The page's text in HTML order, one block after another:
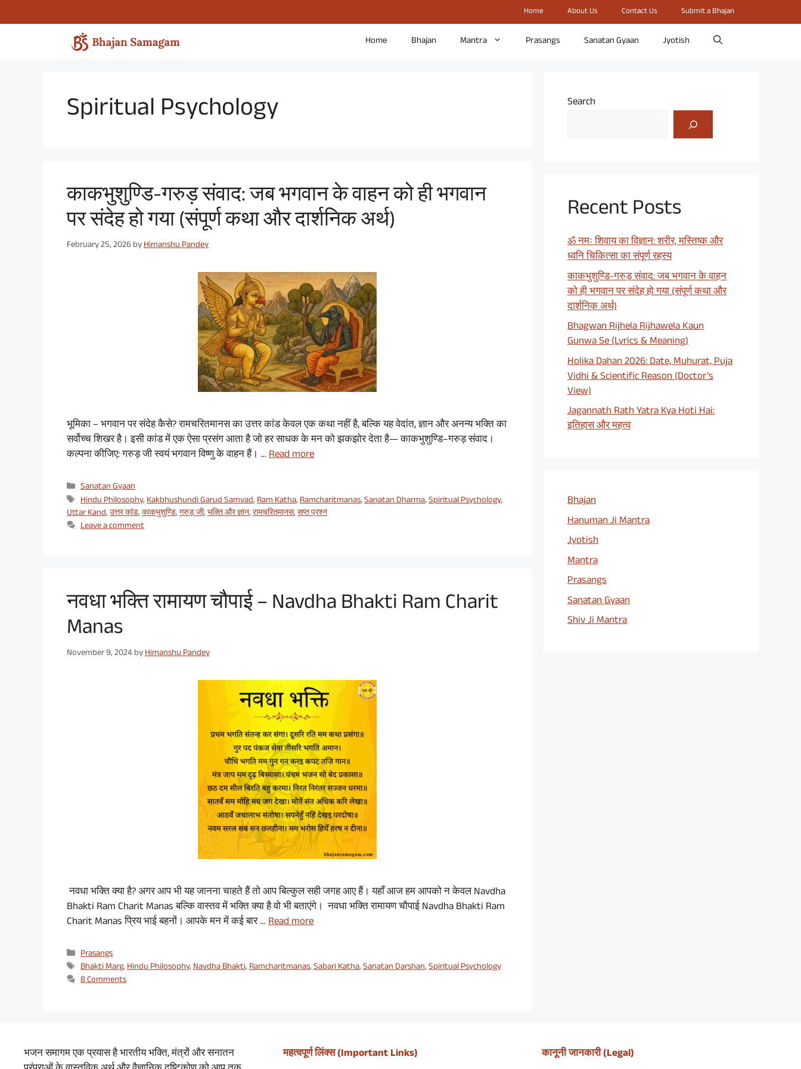
to
Home About Us Contact Us Submit a Bhajan
Home Bhajan Mantra Prasangs Sanatan Gyaan Jyotish
Spiritual Psychology
काकभुशुण्डि-गरुड़ संवाद: जब भगवान के वाहन को ही भगवान
पर संदेह हो गया (संपूर्ण कथा और दार्शनिक अर्थ)
February 25, 2026 byHimanshu Pandey
भूमिका – भगवान पर संदेह कैसे? रामचरितमानस का उत्तर कांड केवल एक कथा नहीं है, बल्कि यह वेदांत, ज्ञान और अनन्य भक्ति का
सर्वोच्च शिखर है। इसी कांड में एक ऐसा प्रसंग आता है जो हर साधक के मन को झकझोर देता है— काकभुशुण्डि–गरुड़ संवाद।
कल्पना कीजिए: गरुड़ जी स्वयं भगवान विष्णु के वाहन हैं। …Read more
Categories
Sanatan Gyaan
Tags
Hindu Philosophy,Kakbhushundi Garud Samvad,Ram Katha,Ramcharitmanas,Sanatan Dharma,Spiritual Psychology,
Uttar Kand,उत्तर कांड,काकभुशुण्डि,गरुड़ जी,भक्ति और ज्ञान,रामचरितमानस,सप्त प्रश्न
Leave a comment
नवधा भक्ति रामायण चौपाई – Navdha Bhakti Ram Charit
Manas
November 9, 2024byHimanshu Pandey
नवधा भक्ति क्या है? अगर आप भी यह जानना चाहते हैं तो आप बिल्कुल सही जगह आए हैं। यहाँ आज हम आपको न केवल Navdha
Bhakti Ram Charit Manas बल्कि वास्तव में भक्ति क्या है वो भी बताएंगे। नवधा भक्ति रामायण चौपाई Navdha Bhakti Ram
Charit Manas प्रिय भाई बहनों। आपके मन में कई बार …Read more
Categories
Prasangs
Tags
Bhakti Marg,Hindu Philosophy,Navdha Bhakti,Ramcharitmanas,Sabari Katha,Sanatan Darshan,Spiritual Psychology
8 Comments
Search
Recent Posts
ॐ नमः शिवाय का विज्ञान: शरीर, मस्तिष्क और
ध्वनि चिकित्सा का संपूर्ण रहस्य
काकभुशुण्डि-गरुड़ संवाद: जब भगवान के वाहन
को ही भगवान पर संदेह हो गया (संपूर्ण कथा और
दार्शनिक अर्थ)
Bhagwan Rijhela Rijhawela Kaun
Gunwa Se (Lyrics & Meaning)
Holika Dahan 2026: Date, Muhurat, Puja
Vidhi & Scientific Reason (Doctor’s
View)
Jagannath Rath Yatra Kya Hoti Hai:
इतिहास और महत्व
Bhajan
Hanuman Ji Mantra
Jyotish
Mantra
Prasangs
Sanatan Gyaan
Shiv Ji Mantra
भजन समागम एक प्रयास है भारतीय भक्ति, मंत्रों और सनातन
महत्वपूर्ण लिंक्स (Important Links) कानूनी जानकारी (Legal)